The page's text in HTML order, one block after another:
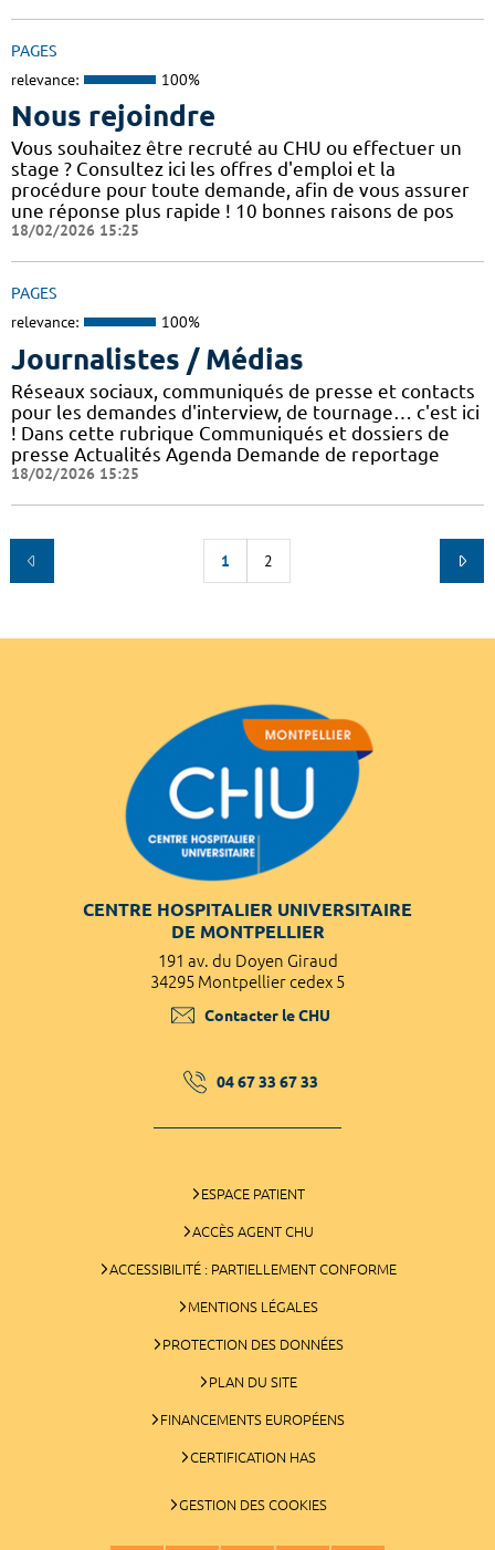
PAGES
relevance: 100%
Nous rejoindre
Vous souhaitez être recruté au CHU ou effectuer un
stage ? Consultez ici les offres d'emploi et la
procédure pour toute demande, afin de vous assurer
une réponse plus rapide ! 10 bonnes raisons de pos
18/02/2026 15:25
PAGES
relevance: 100%
Journalistes / Médias
Réseaux sociaux, communiqués de presse et contacts
pour les demandes d'interview, de tournage… c'est ici
! Dans cette rubrique Communiqués et dossiers de
presse Actualités Agenda Demande de reportage
18/02/2026 15:25
1 2
CENTRE HOSPITALIER UNIVERSITAIRE
DE MONTPELLIER
191 av. du Doyen Giraud
34295 Montpellier cedex 5
Contacter le CHU
04 67 33 67 33
ESPACE PATIENT
ACCÈS AGENT CHU
ACCESSIBILITÉ : PARTIELLEMENT CONFORME
MENTIONS LÉGALES
PROTECTION DES DONNÉES
PLAN DU SITE
FINANCEMENTS EUROPÉENS
CERTIFICATION HAS
GESTION DES COOKIES